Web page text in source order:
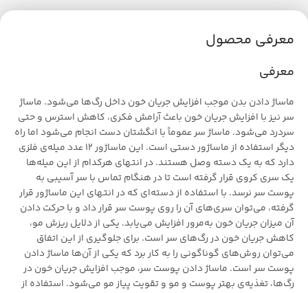
معرفی محصول
معرفی
ماساژ دادن بدن موجب افزایش جریان خون داخل رگ‌ها می‌شود. ماساژ
سر نیز با افزایش جریان خون باعث آرامش فکری، کاهش استرس و حتی
سردرد می‌شود. ماساژ سر عموماً با انگشتان دست انجام می‌شود اما راه
دیگر استفاده از ماساژور دستی است. این ماساژور 12 عدد میله‌ی فلزی
دارد که به یک دسته وصل هستند. در انتهای هرکدام از این میله‌ها
یک سری کروی قرار گرفته است تا در هنگام تماس با سر آسیبی به
پوست سر نرسد. با استفاده از دسته‌ای که در انتهای این ماساژور قرار
گرفته، می‌توان سری‌های آن را روی پوست سر قرار داد و با حرکت دادن
آن میزان جریان خون به‌مرور افزایش می‌یابد. یکی از دلایل ریزش مو،
کاهش جریان خون در رگ‌های سر است. برای جلوگیری از این اتفاق
می‌توان روش‌های گوناگونی را به کار برد که یکی از آن‌ها ماساژ دادن
پوست سر است. ماساژ دادن پوست سر، موجب افزایش جریان خون در
رگ‌ها، تغذیه‌ی بهتر پوست و مو و تقویت پیاز مو می‌شود. استفاده از